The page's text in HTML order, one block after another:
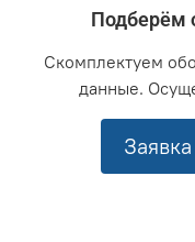
Подберём
Скомплектуем
данные.